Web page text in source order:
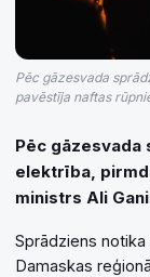
Pēc gāzesvada
pavēstīja naftas
Pēc gāzesvada
elektrība,
ministrs Ali
Sprādziens
Damaskas